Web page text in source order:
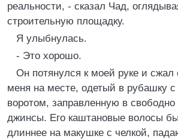
реальности, - сказал Чад,
строительную площадку.
Я улыбнулась.
- Это хорошо.
Он потянулся к моей руке и сжал
меня на месте, одетый в рубашку
воротом, заправленную в
джинсы. Его каштановые волосы
длиннее на макушке с челкой,